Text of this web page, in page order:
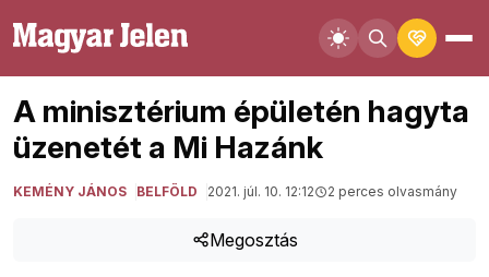
A minisztérium épületén hagyta
üzenetét a Mi Hazánk
KEMÉNY JÁNOS BELFÖLD 2021. júl. 10. 12:12 2 perces olvasmány
Megosztás